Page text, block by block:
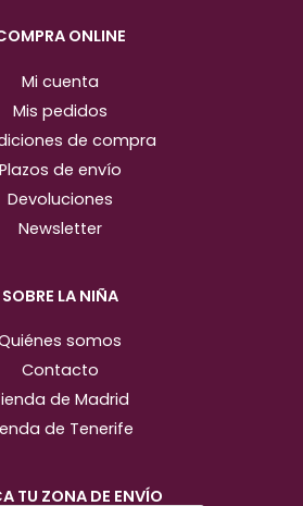
m ONLINE
Mi cuenta
Mis pedidos
de compra
Plazos de envío
Devoluciones
Newsletter
SOBRE LA NIÑA
somos
Contacto
de Madrid
de Tenerife
TU ZONA DE ENVÍO